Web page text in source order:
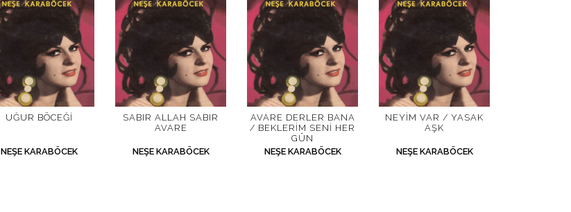
UĞUR BÖCEĞI
NEŞE KARABÖCEK
SABIR ALLAH SABIR
AVARE
NEŞE KARABÖCEK
AVARE DERLER BANA
/ BEKLERIM SENI HER
GÜN
NEŞE KARABÖCEK
NEYIM VAR / YASAK
AŞK
NEŞE KARABÖCEK